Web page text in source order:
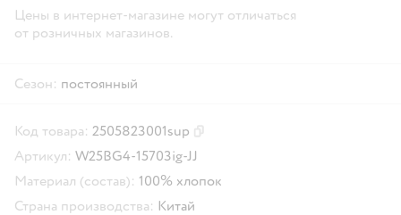
Цены в интернет-магазине могут отличаться
от розничных магазинов.
Сезон: постоянный
Код товара: 2505823001sup
Артикул: W25BG4-15703ig-JJ
Материал (состав): 100% хлопок
Страна производства: Китай